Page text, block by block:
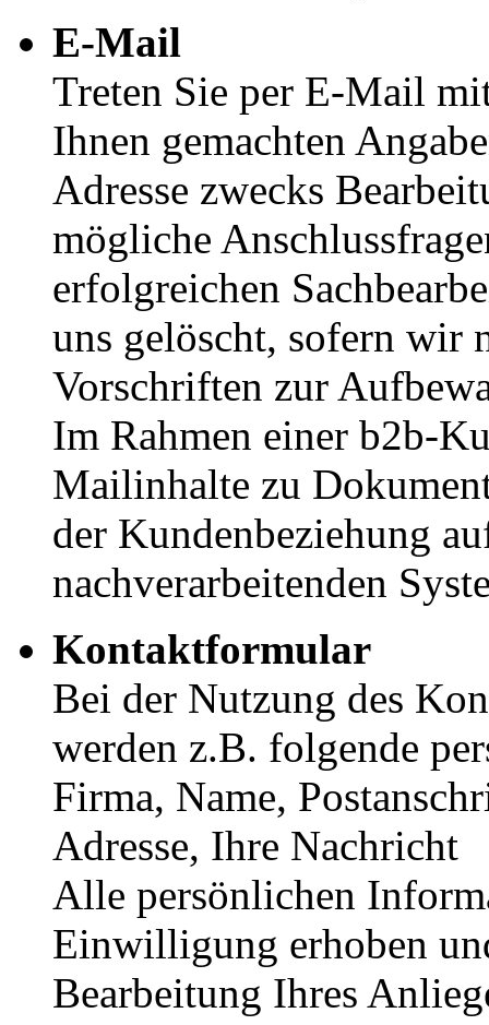
E-Mail
Treten Sie per E-Mail
Ihnen gemachten
Adresse zwecks
mögliche
erfolgreichen
uns gelöscht, sofern wir
Vorschriften zur
Im Rahmen einer b2b-
Mailinhalte zu
der Kundenbeziehung
nachverarbeitenden
Kontaktformular
Bei der Nutzung des
werden z.B. folgende
Firma, Name,
Adresse, Ihre Nachricht
Alle persönlichen
Einwilligung erhoben
Bearbeitung Ihres